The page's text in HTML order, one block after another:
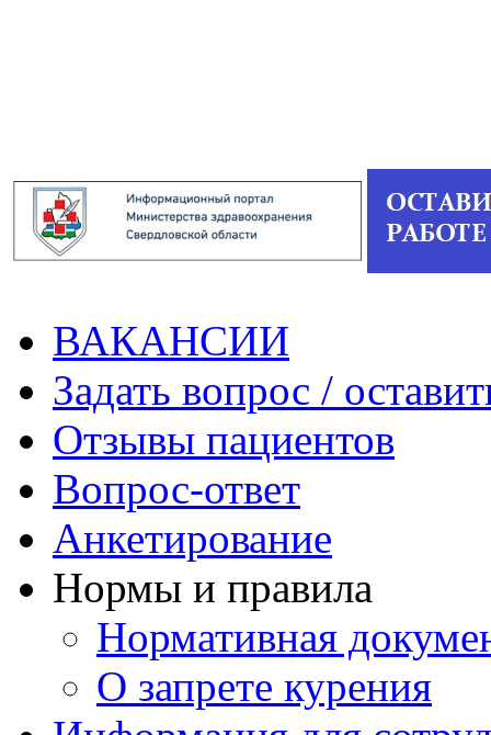
ВАКАНСИИ
Задать вопрос /
Отзывы пациентов
Вопрос-ответ
Анкетирование
Нормы и правила
Нормативная
О запрете курения